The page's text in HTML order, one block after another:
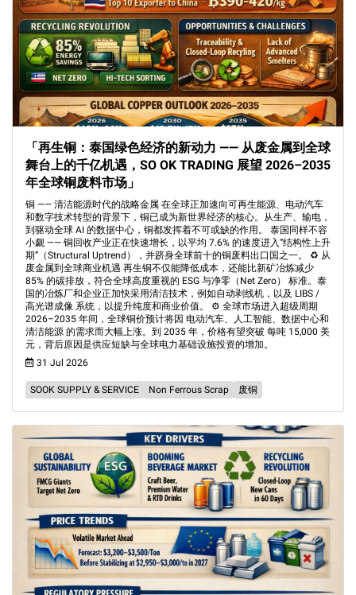
「再生铜：泰国绿色经济的新动力 —— 从废金属到全球
舞台上的千亿机遇，SO OK TRADING 展望 2026–2035
年全球铜废料市场」
铜 —— 清洁能源时代的战略金属 在全球正加速向可再生能源、电动汽车
和数字技术转型的背景下，铜已成为新世界经济的核心。从生产、输电，
到驱动全球 AI 的数据中心，铜都发挥着不可或缺的作用。 泰国同样不容
小觑 —— 铜回收产业正在快速增长，以平均 7.6% 的速度进入“结构性上升
期”（Structural Uptrend），并跻身全球前十的铜废料出口国之一。 ♻️ 从
废金属到全球商业机遇 再生铜不仅能降低成本，还能比新矿冶炼减少
85% 的碳排放，符合全球高度重视的 ESG 与净零（Net Zero） 标准。泰
国的冶炼厂和企业正加快采用清洁技术，例如自动剥线机，以及 LIBS /
高光谱成像 系统，以提升纯度和商业价值。 ⚙️ 全球市场进入超级周期
2026–2035 年间，全球铜价预计将因 电动汽车、人工智能、数据中心和
清洁能源 的需求而大幅上涨。到 2035 年，价格有望突破 每吨 15,000 美
元，背后原因是供应短缺与全球电力基础设施投资的增加。
31 Jul 2026
SOOK SUPPLY & SERVICE Non Ferrous Scrap 废铜